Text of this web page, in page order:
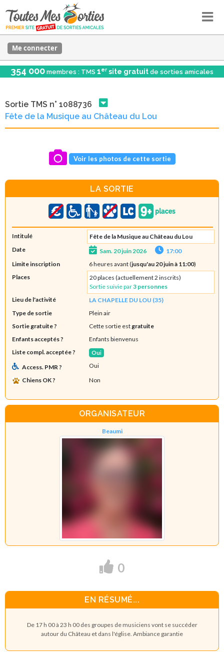
Me connecter
354 000 membres : TMS 1er site gratuit de sorties amicales
Sortie TMS n° 1088736
Fête de la Musique au Château du Lou
Voir les photos de cette sortie
LA SORTIE
Intitulé
Fête de la Musique au Château du Lou
Date
Sam. 20 juin 2026
17:00
Limite inscription
6 heures avant (jusqu'au 20 juin à 11:00)
Places
20 places (actuellement 2 inscrits)
Sortie suivie par3 personnes
Lieu de l'activité
LA CHAPELLE DU LOU (35)
Type de sortie
Plein air
Sortie gratuite ?
Cette sortie est gratuite
Enfants acceptés ?
Enfants bienvenus
Liste compl. acceptée ?
Oui
Access. PMR ?
Oui
Chiens OK ?
Non
ORGANISATEUR
Beaumi
0
EN RÉSUMÉ...
De 17 h 00 à 23 h 00 des groupes de musiciens vont se succéder
autour du Château et dans l'église. Ambiance garantie